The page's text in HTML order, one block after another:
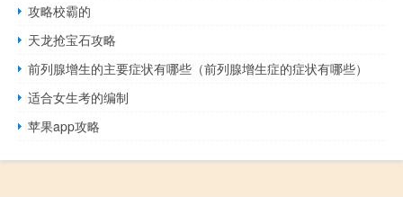
攻略校霸的
天龙抢宝石攻略
前列腺增生的主要症状有哪些（前列腺增生症的症状有哪些）
适合女生考的编制
苹果app攻略